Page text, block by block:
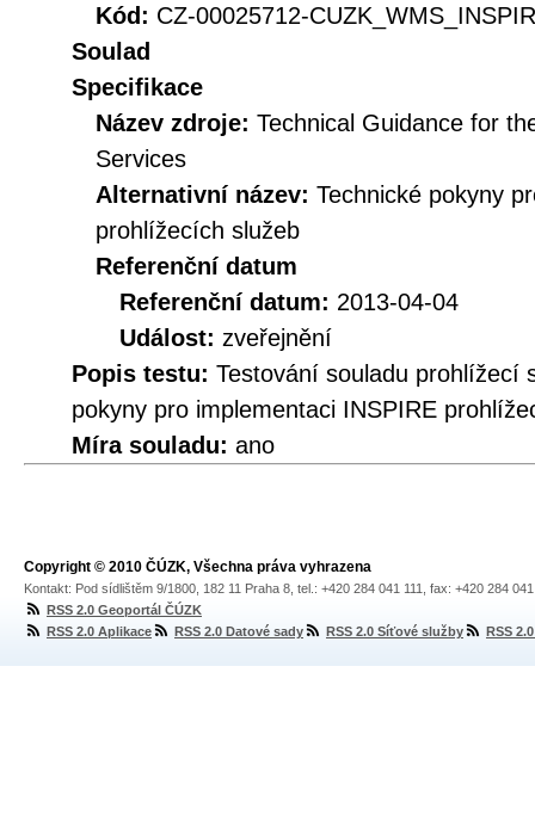
Kód: CZ-00025712-
Soulad
Specifikace
Název zdroje: Technical Guidance for
Services
Alternativní název: Technické pokyny
prohlížecích služeb
Referenční datum
Referenční datum: 2013-04-04
Událost: zveřejnění
Popis testu: Testování souladu prohlížecí
pokyny pro implementaci INSPIRE
Míra souladu: ano
Copyright © 2010 ČÚZK, Všechna práva vyhrazena
Kontakt: Pod sídlištěm 9/1800, 182 11 Praha 8, tel.: +420 284 041 111, fax: +420 284
RSS 2.0 Geoportál ČÚZK
RSS 2.0 Aplikace
RSS 2.0 Datové sady RSS 2.0 Síťové služby RSS